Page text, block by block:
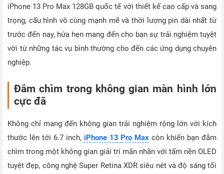
iPhone 13 Pro Max 128GB quốc tế với thiết kế cao cấp và sang
trọng, cấu hình vô cùng mạnh mẽ và thời lượng pin dài nhất từ
trước đến nay, hứa hẹn mang đến cho bạn sự trải nghiệm tuyệt
vời từ những tác vụ bình thường cho đến các ứng dụng chuyên
nghiệp.
Đắm chìm trong không gian màn hình lớn
cực đã
Không chỉ mang đến không gian trải nghiệm rộng lớn với kích
thước lên tới 6.7 inch, iPhone 13 Pro Max còn khiến bạn đắm
chìm trong một không gian giải trí mãn nhãn với tấm nền OLED
tuyệt đẹp, công nghệ Super Retina XDR siêu nét và độ sáng tối